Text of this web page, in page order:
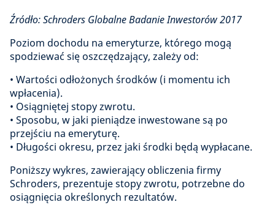
Źródło: Schroders Globalne Badanie Inwestorów 2017
Poziom dochodu na emeryturze, którego mogą
spodziewać się oszczędzający, zależy od:
• Wartości odłożonych środków (i momentu ich
wpłacenia).
• Osiągniętej stopy zwrotu.
• Sposobu, w jaki pieniądze inwestowane są po
przejściu na emeryturę.
• Długości okresu, przez jaki środki będą wypłacane.
Poniższy wykres, zawierający obliczenia firmy
Schroders, prezentuje stopy zwrotu, potrzebne do
osiągnięcia określonych rezultatów.